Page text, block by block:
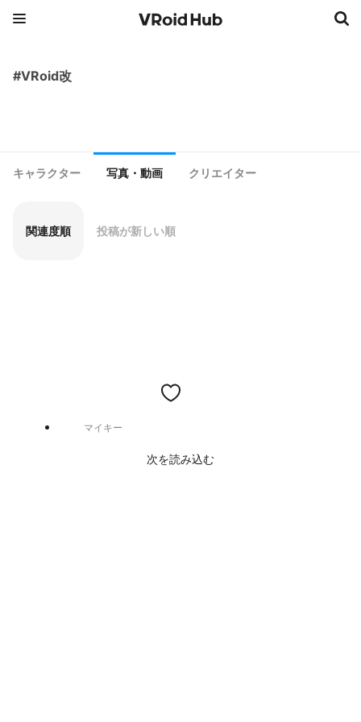
#VRoid改
キャラクター 写真・動画 クリエイター
関連度順 投稿が新しい順
マイキー
次を読み込む